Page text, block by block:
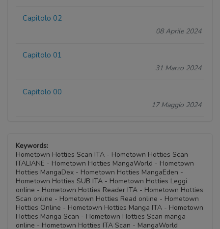
Capitolo 02
08 Aprile 2024
Capitolo 01
31 Marzo 2024
Capitolo 00
17 Maggio 2024
Keywords:
Hometown Hotties Scan ITA - Hometown Hotties Scan
ITALIANE - Hometown Hotties MangaWorld - Hometown
Hotties MangaDex - Hometown Hotties MangaEden -
Hometown Hotties SUB ITA - Hometown Hotties Leggi
online - Hometown Hotties Reader ITA - Hometown Hotties
Scan online - Hometown Hotties Read online - Hometown
Hotties Online - Hometown Hotties Manga ITA - Hometown
Hotties Manga Scan - Hometown Hotties Scan manga
online - Hometown Hotties ITA Scan - MangaWorld